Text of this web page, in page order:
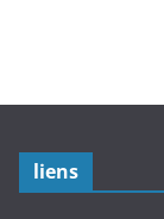
liens